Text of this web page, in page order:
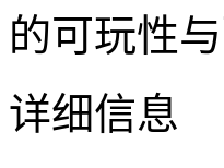
的可玩性
详细信息